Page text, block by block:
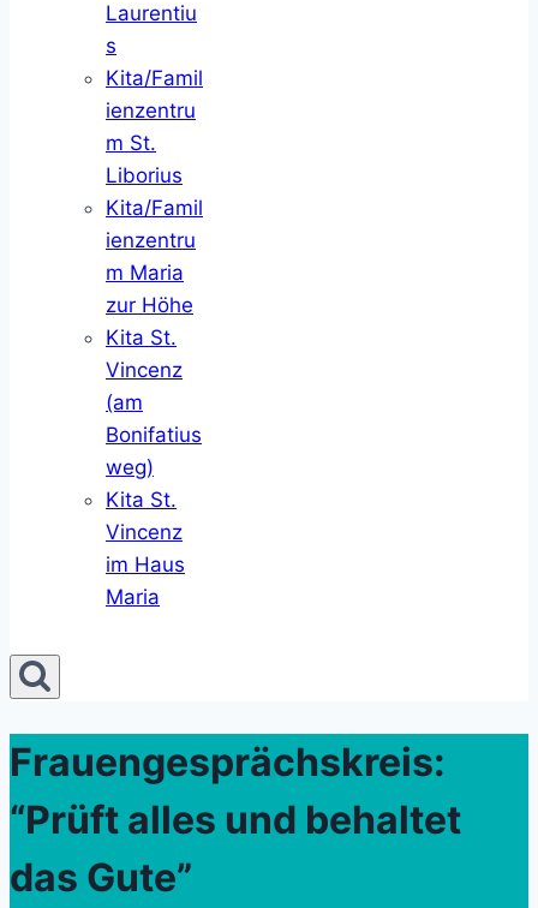
Laurentiu
s
Kita/Famil
ienzentru
m St.
Liborius
Kita/Famil
ienzentru
m Maria
zur Höhe
Kita St.
Vincenz
(am
Bonifatius
weg)
Kita St.
Vincenz
im Haus
Maria
Frauengesprächskreis:
“Prüft alles und behaltet
das Gute”